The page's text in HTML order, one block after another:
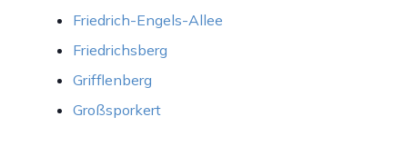
Friedrich-Engels-Allee
Friedrichsberg
Grifflenberg
Großsporkert